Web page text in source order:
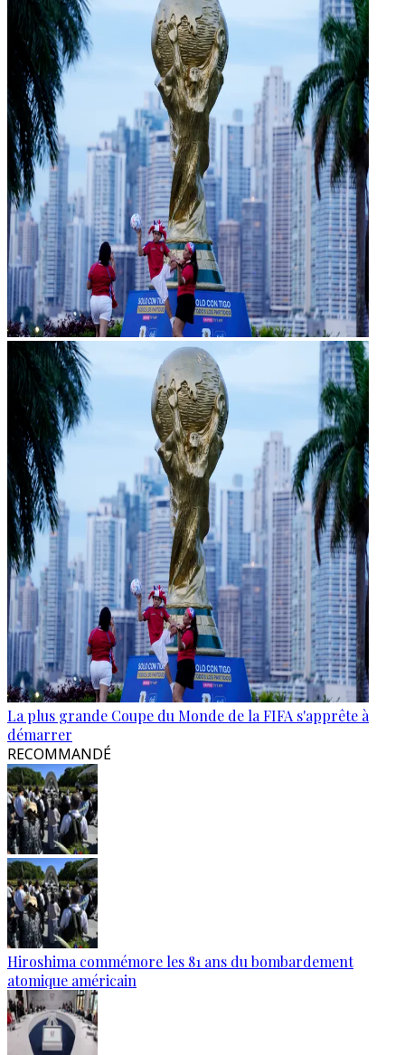
La plus grande Coupe du Monde de la FIFA s'apprête à
démarrer
RECOMMANDÉ
Hiroshima commémore les 81 ans du bombardement
atomique américain